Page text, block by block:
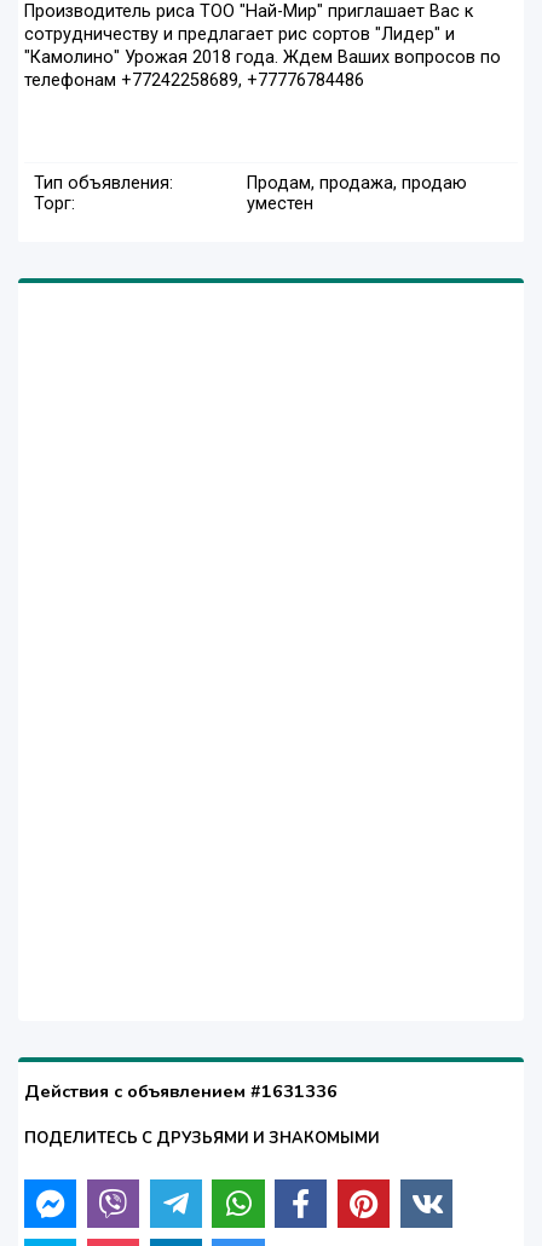
Производитель риса ТОО "Най-Мир" приглашает Вас к
сотрудничеству и предлагает рис сортов "Лидер" и
"Камолино" Урожая 2018 года. Ждем Ваших вопросов по
телефонам +77242258689, +77776784486
Тип объявления:
Продам, продажа, продаю
Торг:
уместен
Действия с объявлением #1631336
ПОДЕЛИТЕСЬ С ДРУЗЬЯМИ И ЗНАКОМЫМИ